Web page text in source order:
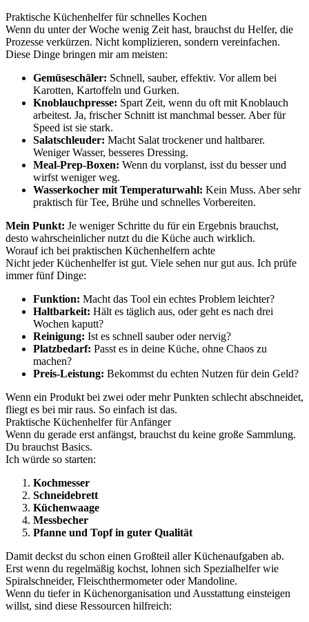
Praktische Küchenhelfer für schnelles Kochen
Wenn du unter der Woche wenig Zeit hast, brauchst du Helfer, die
Prozesse verkürzen. Nicht komplizieren, sondern vereinfachen.
Diese Dinge bringen mir am meisten:
Gemüseschäler: Schnell, sauber, effektiv. Vor allem bei
Karotten, Kartoffeln und Gurken.
Knoblauchpresse: Spart Zeit, wenn du oft mit Knoblauch
arbeitest. Ja, frischer Schnitt ist manchmal besser. Aber für
Speed ist sie stark.
Salatschleuder: Macht Salat trockener und haltbarer.
Weniger Wasser, besseres Dressing.
Meal-Prep-Boxen: Wenn du vorplanst, isst du besser und
wirfst weniger weg.
Wasserkocher mit Temperaturwahl: Kein Muss. Aber sehr
praktisch für Tee, Brühe und schnelles Vorbereiten.
Mein Punkt: Je weniger Schritte du für ein Ergebnis brauchst,
desto wahrscheinlicher nutzt du die Küche auch wirklich.
Worauf ich bei praktischen Küchenhelfern achte
Nicht jeder Küchenhelfer ist gut. Viele sehen nur gut aus. Ich prüfe
immer fünf Dinge:
Funktion: Macht das Tool ein echtes Problem leichter?
Haltbarkeit: Hält es täglich aus, oder geht es nach drei
Wochen kaputt?
Reinigung: Ist es schnell sauber oder nervig?
Platzbedarf: Passt es in deine Küche, ohne Chaos zu
machen?
Preis-Leistung: Bekommst du echten Nutzen für dein Geld?
Wenn ein Produkt bei zwei oder mehr Punkten schlecht abschneidet,
fliegt es bei mir raus. So einfach ist das.
Praktische Küchenhelfer für Anfänger
Wenn du gerade erst anfängst, brauchst du keine große Sammlung.
Du brauchst Basics.
Ich würde so starten:
Kochmesser
Schneidebrett
Küchenwaage
Messbecher
Pfanne und Topf in guter Qualität
Damit deckst du schon einen Großteil aller Küchenaufgaben ab.
Erst wenn du regelmäßig kochst, lohnen sich Spezialhelfer wie
Spiralschneider, Fleischthermometer oder Mandoline.
Wenn du tiefer in Küchenorganisation und Ausstattung einsteigen
willst, sind diese Ressourcen hilfreich: